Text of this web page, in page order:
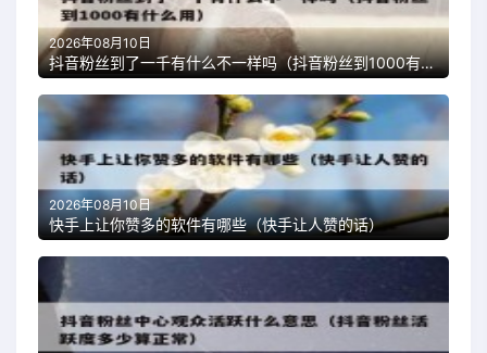
2026年08月10日
抖音粉丝到了一千有什么不一样吗（抖音粉丝到1000有什么用）
2026年08月10日
快手上让你赞多的软件有哪些（快手让人赞的话）